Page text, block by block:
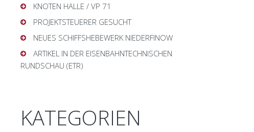
KNOTEN HALLE / VP 71
PROJEKTSTEUERER GESUCHT
NEUES SCHIFFSHEBEWERK NIEDERFINOW
ARTIKEL IN DER EISENBAHNTECHNISCHEN
RUNDSCHAU (ETR)
KATEGORIEN